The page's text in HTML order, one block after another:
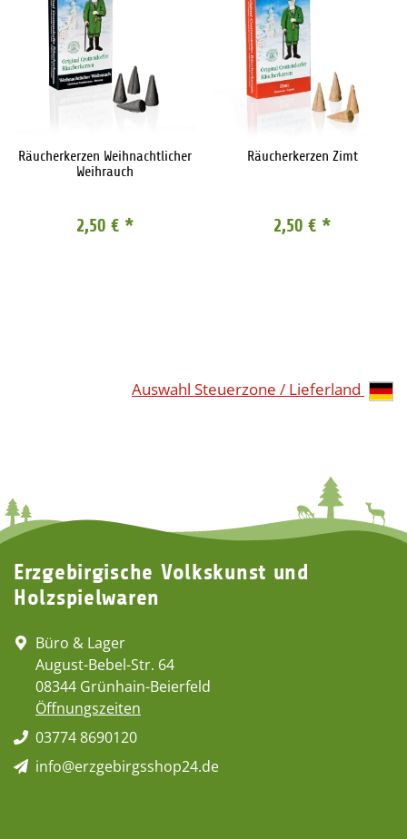
Räucherkerzen Weihnachtlicher
Weihrauch
2,50 € *
Räucherkerzen Zimt
2,50 € *
Auswahl Steuerzone / Lieferland
Erzgebirgische Volkskunst und
Holzspielwaren
Büro & Lager
August-Bebel-Str. 64
08344 Grünhain-Beierfeld
Öffnungszeiten
03774 8690120
info@erzgebirgsshop24.de